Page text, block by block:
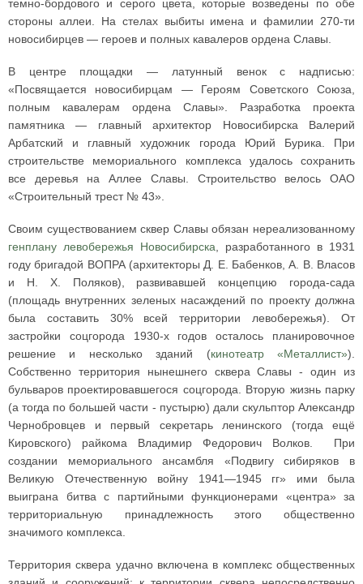
темно-бордового и серого цвета, которые возведены по обе
стороны аллеи. На стелах выбиты имена и фамилии 270-ти
новосибирцев — героев и полных кавалеров ордена Славы.
В центре площадки — латунный венок с надписью:
«Посвящается новосибирцам — Героям Советского Союза,
полным кавалерам ордена Славы». Разработка проекта
памятника — главный архитектор Новосибирска Валерий
Арбатский и главный художник города Юрий Бурика. При
строительстве мемориального комплекса удалось сохранить
все деревья на Аллее Славы. Строительство велось ОАО
«Строительный трест № 43».
Своим существованием сквер Славы обязан нереализованному
генплану левобережья Новосибирска , разработанного в 1931
году бригадой ВОПРА (архитекторы Д. Е. Бабенков, А. В. Власов
и Н. X. Поляков), развивавшей концепцию города-сада
(площадь внутренних зеленых насаждений по проекту должна
была составить 30% всей территории левобережья). От
застройки соцгорода 1930-х годов осталось планировочное
решение и несколько зданий (кинотеатр «Металлист»).
Собственно территория нынешнего сквера Славы - один из
бульваров проектировавшегося соцгорода. Вторую жизнь парку
(а тогда по большей части - пустырю) дали скульптор Александр
Чернобровцев и первый секретарь ленинского (тогда ещё
Кировского) райкома Владимир Федорович Волков. При
создании мемориального ансамбля «Подвигу сибиряков в
Великую Отечественную войну 1941—1945 гг» ими была
выиграна битва с партийными функционерами «центра» за
территориальную принадлежность этого общественно
значимого комплекса.
Территория сквера удачно включена в комплекс общественных